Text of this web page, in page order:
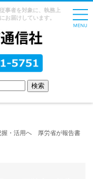
事者を対象に、執務上
お届けしています。
握・活用へ 厚労省が報告書